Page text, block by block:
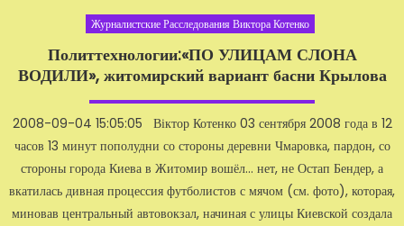
Журналистские Расследования Виктора Котенко
Политтехнологии:«ПО УЛИЦАМ СЛОНА
ВОДИЛИ», житомирский вариант басни Крылова
2008-09-04 15:05:05 Віктор Котенко 03 сентября 2008 года в 12
часов 13 минут пополуд­ни со стороны деревни Чмаровка, пардон, со
стороны города Киева в Житомир во­шёл... нет, не Остап Бендер, а
вкатилась дивная процессия футболистов с мячом (см. фото), которая,
миновав центральный автовокзал, начиная с улицы Киевской создала